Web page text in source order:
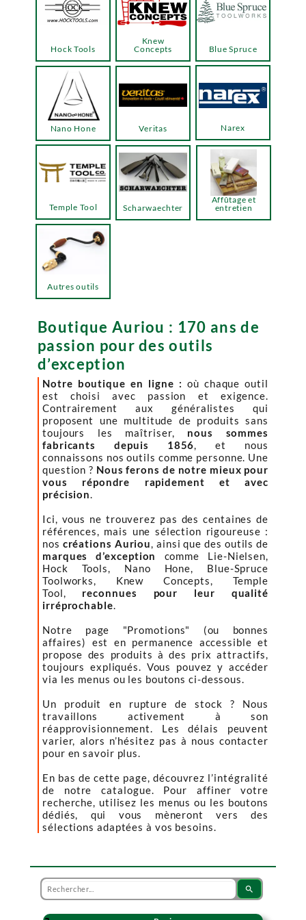
Boutique Auriou : 170 ans de
passion pour des outils
d’exception
Notre boutique en ligne : où chaque outil
est choisi avec passion et exigence.
Contrairement aux généralistes qui
proposent une multitude de produits sans
toujours les maîtriser, nous sommes
fabricants depuis 1856, et nous
connaissons nos outils comme personne. Une
question ? Nous ferons de notre mieux pour
vous répondre rapidement et avec
précision.
Ici, vous ne trouverez pas des centaines de
références, mais une sélection rigoureuse :
nos créations Auriou, ainsi que des outils de
marques d’exception
comme Lie-Nielsen,
Hock Tools, Nano Hone, Blue-Spruce
Toolworks, Knew Concepts, Temple
Tool, reconnues pour leur qualité
irréprochable.
Notre page "Promotions" (ou bonnes
affaires) est en permanence accessible et
propose des produits à des prix attractifs,
toujours expliqués. Vous pouvez y accéder
via les menus ou les boutons ci-dessous.
Un produit en rupture de stock ? Nous
travaillons activement à son
réapprovisionnement. Les délais peuvent
varier, alors n’hésitez pas à nous contacter
pour en savoir plus.
En bas de cette page, découvrez l’intégralité
de notre catalogue. Pour affiner votre
recherche, utilisez les menus ou les boutons
dédiés, qui vous mèneront vers des
sélections adaptées à vos besoins.
Hock Tools
Knew
Concepts
Temple Tool
Blue Spruce
Narex
Veritas
Nano Hone
Autres outils
Scharwaechter
Affûtage et
entretien
search